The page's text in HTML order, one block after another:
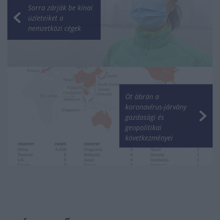
Sorra zárják be kínai
üzleteiket a
nemzetközi cégek
Öt ábrán a
koronavírus-járvány
gazdasági és
geopolitikai
következményei